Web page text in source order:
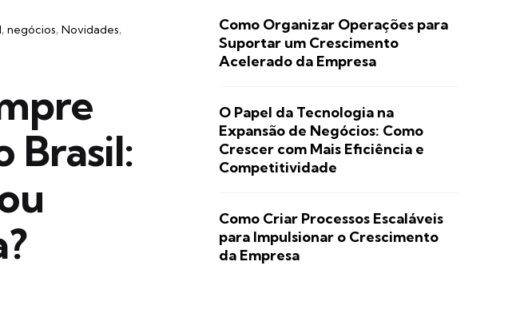
negócios Novidades
Brasil:
Como Organizar Operações para
Suportar um Crescimento
Acelerado da Empresa
O Papel da Tecnologia na
Expansão de Negócios: Como
Crescer com Mais Eficiência e
Competitividade
Como Criar Processos Escaláveis
para Impulsionar o Crescimento
da Empresa